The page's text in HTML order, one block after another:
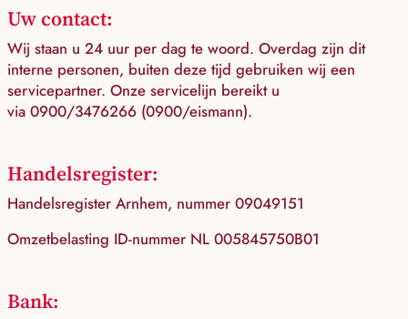
Uw contact:
Wij staan u 24 uur per dag te woord. Overdag zijn dit
interne personen, buiten deze tijd gebruiken wij een
servicepartner. Onze servicelijn bereikt u
via 0900/3476266 (0900/eismann).
Handelsregister:
Handelsregister Arnhem, nummer 09049151
Omzetbelasting ID-nummer NL 005845750B01
Bank: